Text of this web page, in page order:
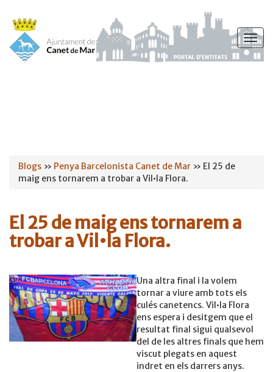
Vés
contingut
Esteu
aquí
Blogs » Penya Barcelonista Canet de Mar » El 25 de
maig ens tornarem a trobar a Vil•la Flora.
El 25 de maig ens tornarem a
trobar a Vil•la Flora.
Una altra final i la volem
tornar a viure amb tots els
culés canetencs. Vil•la Flora
ens espera i desitgem que el
resultat final sigui qualsevol
del de les altres finals que hem
viscut plegats en aquest
indret en els darrers anys.